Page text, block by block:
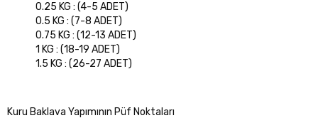
0.25 KG : (4-5 ADET)
0.5 KG : (7-8 ADET)
0.75 KG : (12-13 ADET)
1 KG : (18-19 ADET)
1.5 KG : (26-27 ADET)
Kuru Baklava Yapımının Püf Noktaları